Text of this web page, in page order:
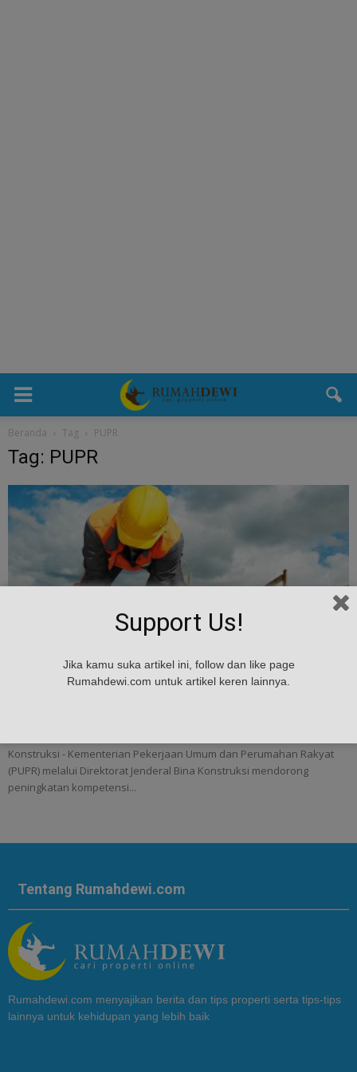
Beranda Tag PUPR
Tag: PUPR
Kementerian PUPR Dorong Peningkatan
Konstruksi - Kementerian Pekerjaan Umum dan Perumahan Rakyat
(PUPR) melalui Direktorat Jenderal Bina Konstruksi mendorong
peningkatan kompetensi...
Tentang Rumahdewi.com
Rumahdewi.com menyajikan berita dan tips properti serta tips-tips
lainnya untuk kehidupan yang lebih baik
Support Us!
Jika kamu suka artikel ini, follow dan like page
Rumahdewi.com untuk artikel keren lainnya.